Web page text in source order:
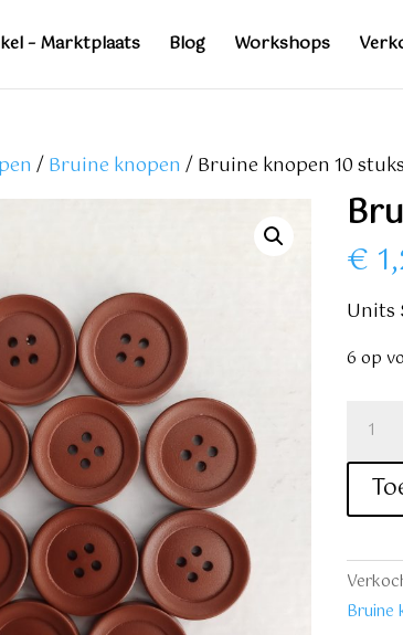
– Marktplaats Blog Workshops
/Bruine knopen / Bruine knopen 10 stuks
€
Units
6 op
knopen
10
stuks
Bruine